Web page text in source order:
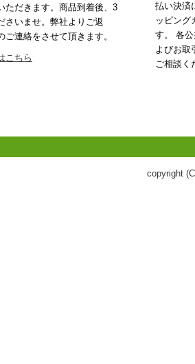
ただきます。商品到着後、3
さいませ。弊社よりご返
連絡をさせて頂きます。
こちら
払い決済
ッピング
す。 各
よびお取
ご相談く
copyright